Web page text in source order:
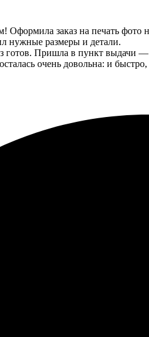
Оформила заказ на печать
нужные размеры и детали.
Пришла в пункт выдачи —
очень довольна: и
Заказала печать
кто ищет идеальные
на холсте 20х20. Процесс
Качество работы поразило:
и другие сувениры.